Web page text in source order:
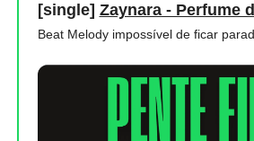
[single] Zaynara - Perfume
Beat Melody impossível de ficar